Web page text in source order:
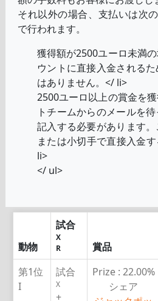
それ以外の場合、支払いは次
で行われます。
獲得額が2500ユーロ未満
ウントに直接入金される
はありません。</ li>
2500ユーロ以上の賞金を
トチームからのメールを
記入する必要があります
または小切手で直接入金
li>
</ ul>
動物
試合
X
R
賞品
第1位
I
試合
X
+
Prize : 22.00%
シェア